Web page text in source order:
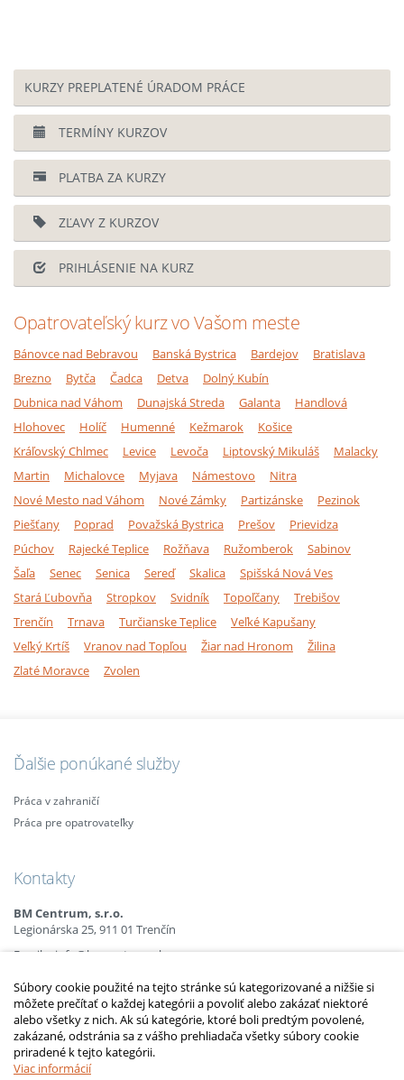
KURZY PREPLATENÉ ÚRADOM PRÁCE
TERMÍNY KURZOV
PLATBA ZA KURZY
ZĽAVY Z KURZOV
PRIHLÁSENIE NA KURZ
Opatrovateľský kurz vo Vašom meste
Bánovce nad Bebravou Banská Bystrica Bardejov
Bratislava
Brezno
Bytča Čadca Detva
Dolný Kubín
Dubnica nad Váhom
Dunajská Streda Galanta
Handlová
Hlohovec
Holíč Humenné Kežmarok
Košice
Kráľovský Chlmec
Levice Levoča Liptovský Mikuláš
Malacky
Martin
Michalovce Myjava Námestovo
Nitra
Nové Mesto nad Váhom
Nové Zámky Partizánske
Pezinok
Piešťany
Poprad Považská Bystrica Prešov
Prievidza
Púchov
Rajecké Teplice Rožňava Ružomberok
Sabinov
Šaľa
Senec Senica Sereď Skalica
Spišská Nová Ves
Stará Ľubovňa
Stropkov Svidník Topoľčany
Trebišov
Trenčín
Trnava Turčianske Teplice
Veľké Kapušany
Veľký Krtíš
Vranov nad Topľou Žiar nad Hronom
Žilina
Zlaté Moravce
Zvolen
Ďalšie ponúkané služby
Práca v zahraničí
Práca pre opatrovateľky
Kontakty
BM Centrum, s.r.o.
Legionárska 25, 911 01 Trenčín
Email: info@bmcentrum.sk
+421 (0)910 385 238
+421 (0)949 152 774
2010 – 2014 © Copyrightopatrovatelsky-kurz.sk
Upraviť nastavenia Cookies
Súbory cookie použité na tejto stránke sú kategorizované a nižšie si
môžete prečítať o každej kategórii a povoliť alebo zakázať niektoré
alebo všetky z nich. Ak sú kategórie, ktoré boli predtým povolené,
zakázané, odstránia sa z vášho prehliadača všetky súbory cookie
priradené k tejto kategórii.
Viac informácií